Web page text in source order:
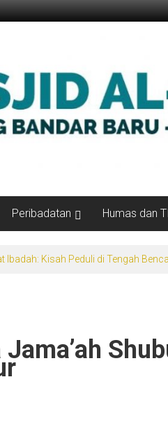
Peribadatan Humas dan TI
Ibadah: Kisah Peduli di Tengah